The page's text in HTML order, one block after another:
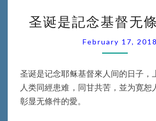
诞
是
記
念
督
无
圣诞是記念基督无
February 17, 2018
圣诞是记念耶稣基督來人间的日子，
人类同經患难，同甘共苦，並为寛恕
彰显无條件的愛。